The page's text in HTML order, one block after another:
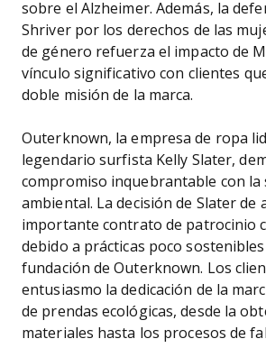
sobre el Alzheimer. Además, la
Shriver por los derechos de las
de género refuerza el impacto de
vínculo significativo con clientes
doble misión de la marca.
Outerknown, la empresa de ropa
legendario surfista Kelly Slater,
compromiso inquebrantable con la
ambiental. La decisión de Slater de
importante contrato de patrocinio
debido a prácticas poco
fundación de Outerknown. Los
entusiasmo la dedicación de la
de prendas ecológicas, desde la
materiales hasta los procesos de